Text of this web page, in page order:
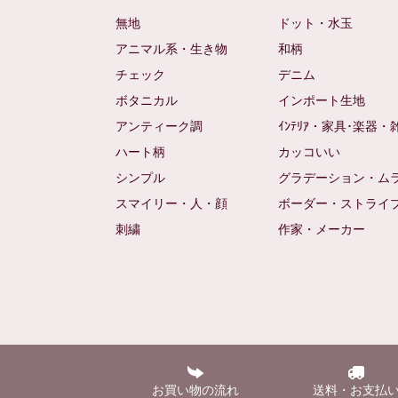
無地
ドット・水玉
アニマル系・生き物
和柄
チェック
デニム
ボタニカル
インポート生地
アンティーク調
ｲﾝﾃﾘｱ・家具･楽器・
ハート柄
カッコいい
シンプル
グラデーション・ム
スマイリー・人・顔
ボーダー・ストライ
刺繍
作家・メーカー
お買い物の流れ 送料・お支払